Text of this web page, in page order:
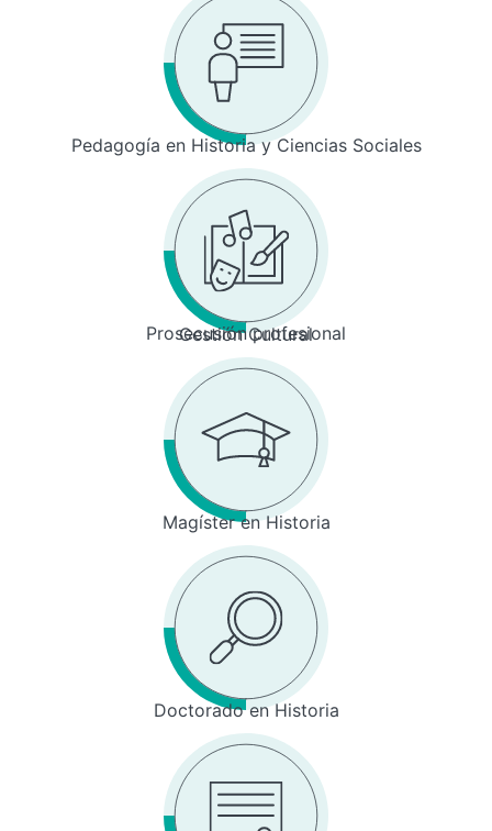
Pedagogía en Historia y Ciencias Sociales
Prosecusión profesional
Gestión Cultural
Magíster en Historia
Doctorado en Historia